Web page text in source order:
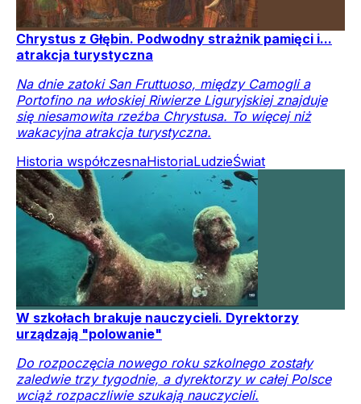
Chrystus z Głębin. Podwodny strażnik pamięci i...
atrakcja turystyczna
Na dnie zatoki San Fruttuoso, między Camogli a
Portofino na włoskiej Riwierze Liguryjskiej znajduje
się niesamowita rzeźba Chrystusa. To więcej niż
wakacyjna atrakcja turystyczna.
Historia współczesnaHistoriaLudzieŚwiat
W szkołach brakuje nauczycieli. Dyrektorzy
urządzają "polowanie"
Do rozpoczęcia nowego roku szkolnego zostały
zaledwie trzy tygodnie, a dyrektorzy w całej Polsce
wciąż rozpaczliwie szukają nauczycieli.